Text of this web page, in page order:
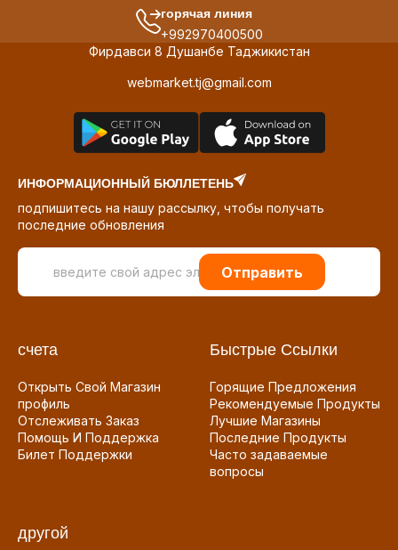
горячая линия
+992970400500
Фирдавси 8 Душанбе Таджикистан
webmarket.tj@gmail.com
ИНФОРМАЦИОННЫЙ БЮЛЛЕТЕНЬ
подпишитесь на нашу рассылку, чтобы получать
последние обновления
Отправить
счета
Открыть Свой Магазин
профиль
Отслеживать Заказ
Помощь И Поддержка
Билет Поддержки
Быстрые Ссылки
Горящие Предложения
Рекомендуемые Продукты
Лучшие Магазины
Последние Продукты
Часто задаваемые
вопросы
другой